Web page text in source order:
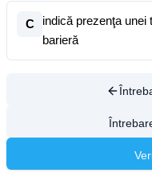
C
indică prezenţa unei
barieră